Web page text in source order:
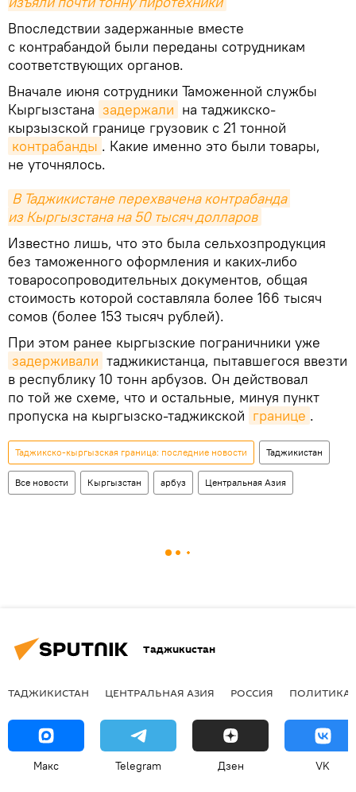
Впоследствии задержанные вместе
с контрабандой были переданы сотрудникам
соответствующих органов.
Вначале июня сотрудники Таможенной службы
Кыргызстана задержали на таджикско-
кырзызской границе грузовик с 21 тонной
контрабанды . Какие именно это были товары,
не уточнялось.
В Таджикистане перехвачена контрабанда
из Кыргызстана на 50 тысяч долларов
Известно лишь, что это была сельхозпродукция
без таможенного оформления и каких-либо
товаросопроводительных документов, общая
стоимость которой составляла более 166 тысяч
сомов (более 153 тысяч рублей).
При этом ранее кыргызские пограничники уже
задерживали таджикистанца, пытавшегося ввезти
в республику 10 тонн арбузов. Он действовал
по той же схеме, что и остальные, минуя пункт
пропуска на кыргызско-таджикской границе .
Таджикско-кыргызская граница: последние новости Таджикистан
Все новости Кыргызстан арбуз Центральная Азия
Таджикистан
ТАДЖИКИСТАН ЦЕНТРАЛЬНАЯ АЗИЯ РОССИЯ ПОЛИТИКА
Макс Telegram Дзен VK